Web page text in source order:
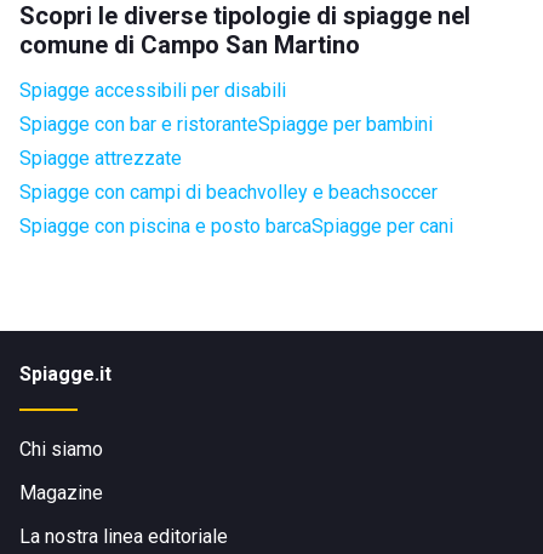
Scopri le diverse tipologie di spiagge nel
comune di Campo San Martino
Spiagge accessibili per disabili
Spiagge con bar e ristoranteSpiagge per bambini
Spiagge attrezzate
Spiagge con campi di beachvolley e beachsoccer
Spiagge con piscina e posto barcaSpiagge per cani
Spiagge.it
Chi siamo
Magazine
La nostra linea editoriale